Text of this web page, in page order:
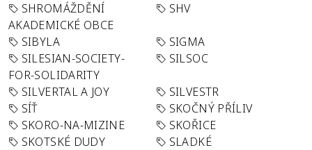
SHROMÁŽDĚNÍ
AKADEMICKÉ OBCE
SHV
SIBYLA
SIGMA
SILESIAN-SOCIETY-
FOR-SOLIDARITY
SILSOC
SILVERTAL A JOY
SILVESTR
SÍŤ
SKOČNÝ PŘÍLIV
SKORO-NA-MIZINE
SKOŘICE
SKOTSKÉ DUDY
SLADKÉ